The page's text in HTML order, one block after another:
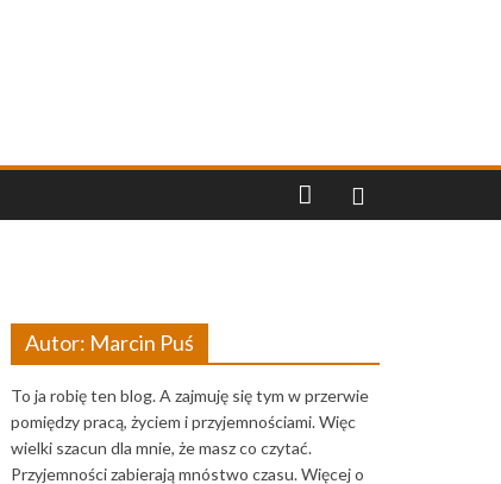
Autor: Marcin Puś
To ja robię ten blog. A zajmuję się tym w przerwie
pomiędzy pracą, życiem i przyjemnościami. Więc
wielki szacun dla mnie, że masz co czytać.
Przyjemności zabierają mnóstwo czasu. Więcej o